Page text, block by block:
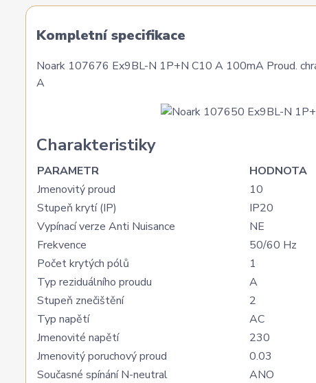
Kompletní specifikace
Noark 107676 Ex9BL-N 1P+N C10 A 100mA Proud.
A
Charakteristiky
PARAMETR
HODNOTA
Jmenovitý proud
10
Stupeň krytí (IP)
IP20
Vypínací verze Anti Nuisance
NE
Frekvence
50/60 Hz
Počet krytých pólů
1
Typ reziduálního proudu
A
Stupeň znečištění
2
Typ napětí
AC
Jmenovité napětí
230
Jmenovitý poruchový proud
0.03
Současné spínání N-neutral
ANO